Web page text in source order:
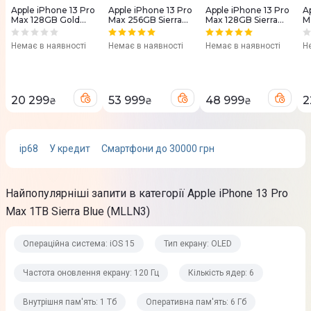
Підтримка карток пам'яті
Ні
Діафрагма
4K UHD (3840 x 2160), 60fps
Автофокусування
Apple iPhone 13 Pro
Max 128GB Gold
(MLL83)
Немає в наявності
20 299₴
Apple iPhone 13 Pro
Max 256GB Sierra
Blue (MLLE3)
Немає в наявності
53 999₴
Apple iPhone 13 Pro
Max 128GB Sierra
Blue (MLL93)
Немає в наявності
48 999₴
ip68 У кредит Смартфони до 30000 грн
Найпопулярніші запити в категорії Apple iPhone 13 Pro
Max 1TB Sierra Blue (MLLN3)
Операційна система: iOS 15 Тип екрану: OLED
Частота оновлення екрану: 120 Гц Кількість ядер: 6
Внутрішня пам'ять: 1 Тб Оперативна пам'ять: 6 Гб